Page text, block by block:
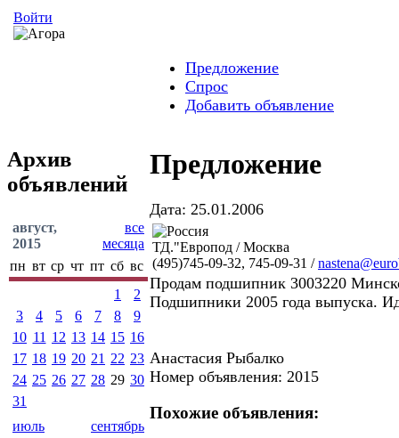
Войти
Предложение
Спрос
Добавить объявление
Архив
объявлений
август,
2015
все
месяца
пн вт ср чт пт сб вс
1
2
3
4 5 6 7 8
9
10 11 12 13 14 15 16
17 18 19 20 21 22 23
24 25 26 27 28 29 30
31
июль
сентябрь
Предложение
Дата: 25.01.2006
ТД."Европод / Москва
(495)745-09-32, 745-09-31 /
Продам подшипник 3003220
Подшипники 2005 года выпуска.
Анастасия Рыбалко
Номер объявления: 2015
Похожие объявления: